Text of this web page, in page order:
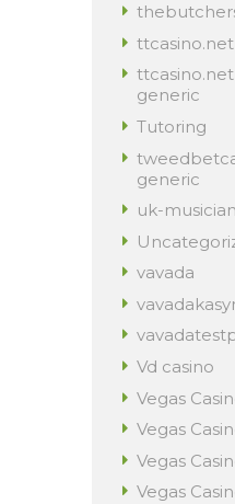
generic
Tutoring
generic
uk-
vavada
Vd casino
Vegas
Vegas
Vegas
Vegas